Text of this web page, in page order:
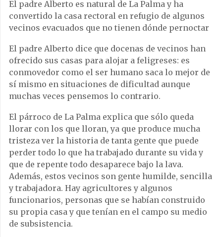
El padre Alberto es natural de La Palma y ha
convertido la casa rectoral en refugio de algunos
vecinos evacuados que no tienen dónde pernoctar
El padre Alberto dice que docenas de vecinos han
ofrecido sus casas para alojar a feligreses: es
conmovedor como el ser humano saca lo mejor de
sí mismo en situaciones de dificultad aunque
muchas veces pensemos lo contrario.
El párroco de La Palma explica que sólo queda
llorar con los que lloran, ya que produce mucha
tristeza ver la historia de tanta gente que puede
perder todo lo que ha trabajado durante su vida y
que de repente todo desaparece bajo la lava.
Además, estos vecinos son gente humilde, sencilla
y trabajadora. Hay agricultores y algunos
funcionarios, personas que se habían construido
su propia casa y que tenían en el campo su medio
de subsistencia.